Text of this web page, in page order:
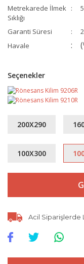
Metrekarede İlmek
Sıklığı
Garanti Süresi
Havale
Seçenekler
200X290
100X300
Acil Siparişlerde